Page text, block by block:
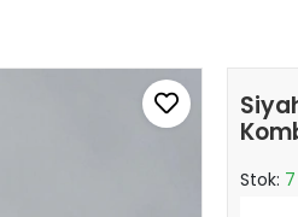
Stok: 7